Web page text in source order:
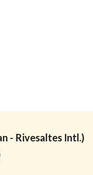
- Rivesaltes Intl.)